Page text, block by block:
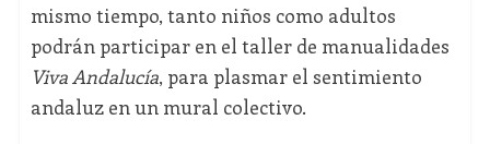
mismo tiempo, tanto niños como adultos
podrán participar en el taller de manualidades
Viva Andalucía, para plasmar el sentimiento
andaluz en un mural colectivo.